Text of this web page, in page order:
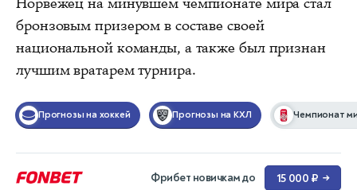
бронзовым призером в составе своей
национальной команды, а также был признан
лучшим вратарем турнира.
Прогнозы на хоккей Прогнозы на КХЛ Чемпионат
Фрибет новичкам до 15 000 ₽ →